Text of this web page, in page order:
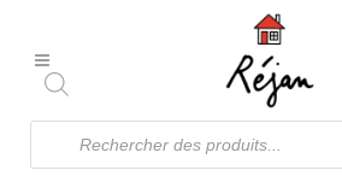
Recherche
produits